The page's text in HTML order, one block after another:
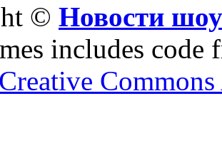
© Новости
includes code
Creative